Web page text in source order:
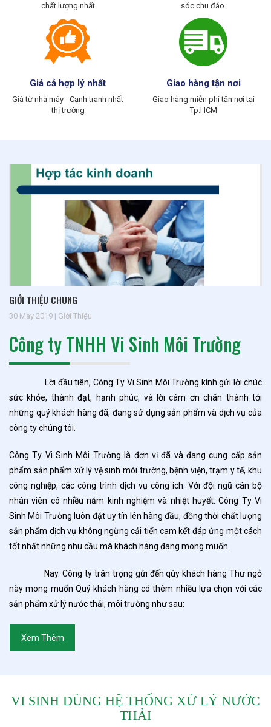
chất lượng nhất
sóc chu đáo.
Giá cả hợp lý nhất
Giá từ nhà máy - Cạnh tranh nhất
thị trường
Giao hàng tận nơi
Giao hàng miễn phí tận nơi tại
Tp.HCM
GIỚI THIỆU CHUNG
30 May 2019 | Giới Thiệu
Công ty TNHH Vi Sinh Môi Trường
Lời đầu tiên, Công Ty Vi Sinh Môi Trường kính gửi lời chúc
sức khỏe, thành đạt, hạnh phúc, và lời cám ơn chân thành tới
những quý khách hàng đã, đang sử dụng sản phẩm và dịch vụ của
công ty chúng tôi.
Công Ty Vi Sinh Môi Trường là đơn vị đã và đang cung cấp sản
phẩm sản phẩm xử lý vệ sinh môi trường, bệnh viện, trạm y tế, khu
công nghiệp, các công trình dịch vụ công ích. Với đội ngũ cán bộ
nhân viên có nhiều năm kinh nghiệm và nhiệt huyết. Công Ty Vi
Sinh Môi Trường luôn đặt uy tín lên hàng đầu, đồng thời chất lượng
sản phẩm dịch vụ không ngừng cải tiến cam kết đáp ứng một cách
tốt nhất những nhu cầu mà khách hàng đang mong muốn.
Nay. Công ty trân trọng gửi đến qúy khách hàng Thư ngỏ
này mong muốn Quý khách hàng có thêm nhiều lựa chọn với các
sản phẩm xử lý nước thải, môi trường như sau:
Xem Thêm
VI SINH DÙNG HỆ THỐNG XỬ LÝ NƯỚC
THẢI